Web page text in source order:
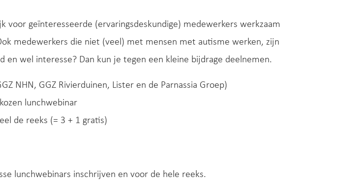
voor geïnteresseerde (ervaringsdeskundige) medewerkers werkzaam
medewerkers die niet (veel) met mensen met autisme werken, zijn
en wel interesse? Dan kun je tegen een kleine bijdrage deelnemen.
NHN, GGZ Rivierduinen, Lister en de Parnassia Groep)
lunchwebinar
de reeks (= 3 + 1 gratis)
lunchwebinars inschrijven en voor de hele reeks.